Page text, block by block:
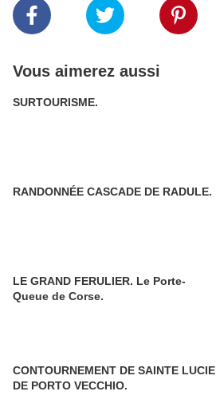
Vous aimerez aussi
SURTOURISME.
RANDONNÉE CASCADE DE RADULE.
LE GRAND FERULIER. Le Porte-
Queue de Corse.
CONTOURNEMENT DE SAINTE LUCIE
DE PORTO VECCHIO.